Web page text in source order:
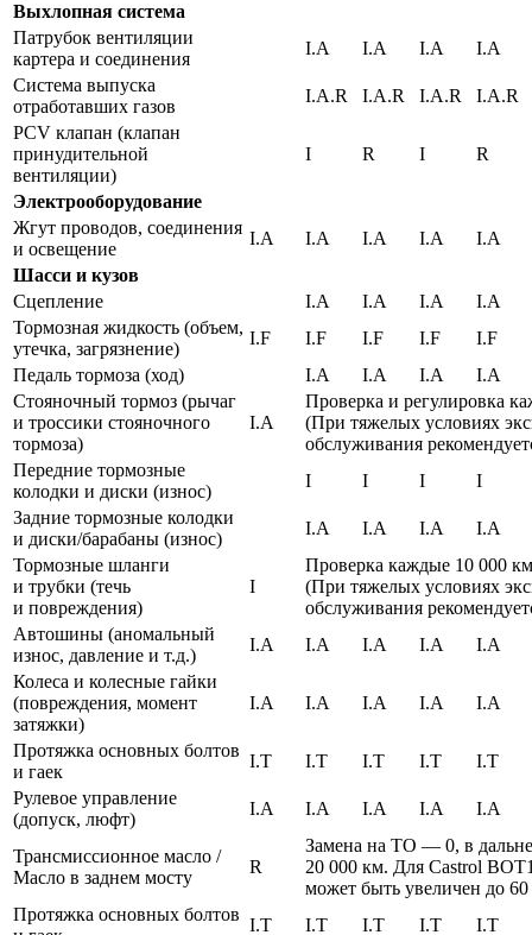
Выхлопная система
Патрубок вентиляции
картера и соединения
I.A I.A I.A
I.A
Система выпуска
отработавших газов
I.A.R I.A.R I.A.R
I.A.R
PCV клапан (клапан
принудительной
вентиляции)
I R I R
Электрооборудование
Жгут проводов, соединения
и освещение
I.A I.A I.A I.A
I.A
Шасси и кузов
Сцепление
I.A I.A I.A
I.A
Тормозная жидкость (объем,
утечка, загрязнение)
I.F I.F I.F I.F
I.F
Педаль тормоза (ход)
I.A I.A I.A
I.A
Стояночный тормоз (рычаг
и троссики стояночного
тормоза)
I.A
Проверка и регулировка
(При тяжелых условиях
обслуживания
Передние тормозные
колодки и диски (износ)
I I I
I
Задние тормозные колодки
и диски/барабаны (износ)
I.A I.A I.A
I.A
Тормозные шланги
и трубки (течь
и повреждения)
I
Проверка каждые 10 000 км
(При тяжелых условиях
обслуживания
Автошины (аномальный
износ, давление и т.д.)
I.A I.A I.A I.A
I.A
Колеса и колесные гайки
(повреждения, момент
затяжки)
I.A I.A I.A I.A I.A
Протяжка основных болтов
и гаек
I.T I.T I.T I.T
I.T
Рулевое управление
(допуск, люфт)
I.A I.A I.A I.A I.A
Трансмиссионное масло /
Масло в заднем мосту
R
Замена на ТО — 0, в
20 000 км. Для Castrol
может быть увеличен до
Протяжка основных болтов
I.T I.T I.T I.T I.T